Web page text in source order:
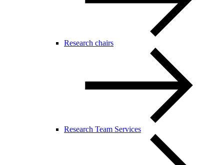
Research chairs
Research Team Services